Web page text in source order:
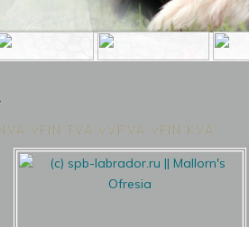
vFIN TVA vVPVA vFIN KVA